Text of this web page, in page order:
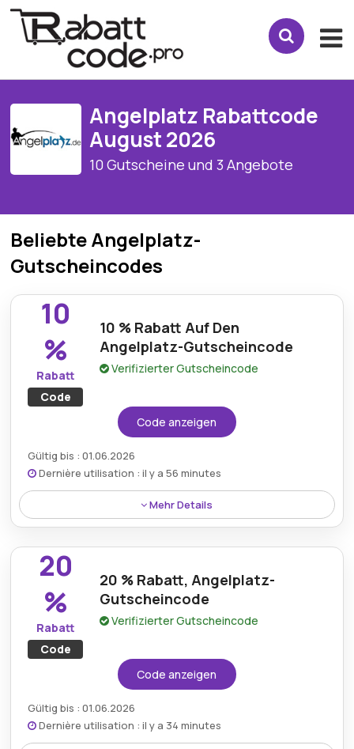
Angelplatz Rabattcode
August 2026
10 Gutscheine und 3 Angebote
Beliebte Angelplatz-
Gutscheincodes
10
%
Rabatt
Code
10 % Rabatt Auf Den
Angelplatz-Gutscheincode
Verifizierter Gutscheincode
Code anzeigen
Gültig bis : 01.06.2026
Dernière utilisation : il y a 56 minutes
Mehr Details
Genießen Sie 10 % Rabatt mit dem neuesten
Angelplatz-Aktionscode für exklusive Ersparnisse
bei Premium-Angelausrüstung und -zubehör.
20
%
Rabatt
Code
20 % Rabatt, Angelplatz-
Gutscheincode
Verifizierter Gutscheincode
Code anzeigen
Gültig bis : 01.06.2026
Dernière utilisation : il y a 34 minutes